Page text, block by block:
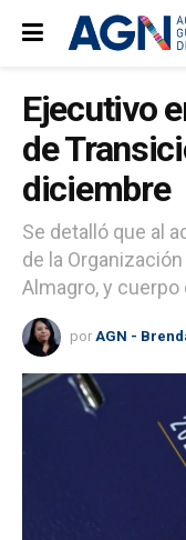
Ejecutivo
de
diciembre
Se detalló que al
de la
Almagro, y
por AGN -